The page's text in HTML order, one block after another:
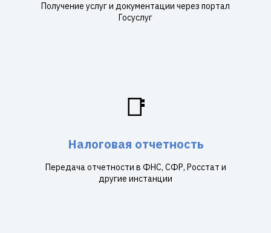
Получение услуг и документации через портал
Госуслуг
📑
Налоговая отчетность
Передача отчетности в ФНС, СФР, Росстат и
другие инстанции